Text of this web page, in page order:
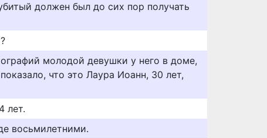
должен был до сих пор получать
молодой девушки у него в доме,
что это Лаура Иоанн, 30 лет,
лет.
восьмилетними.